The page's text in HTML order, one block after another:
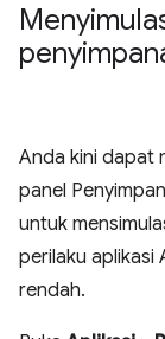
Anda kini dapat
panel
untuk
perilaku aplikasi
rendah.